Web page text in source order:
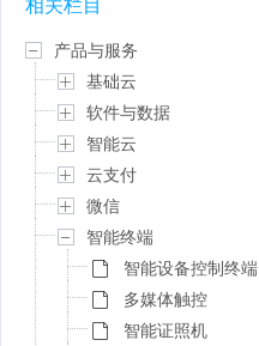
相关栏目
产品与服务
基础云
软件与数据
智能云
云支付
微信
智能终端
智能设备控制终端
多媒体触控
智能证照机